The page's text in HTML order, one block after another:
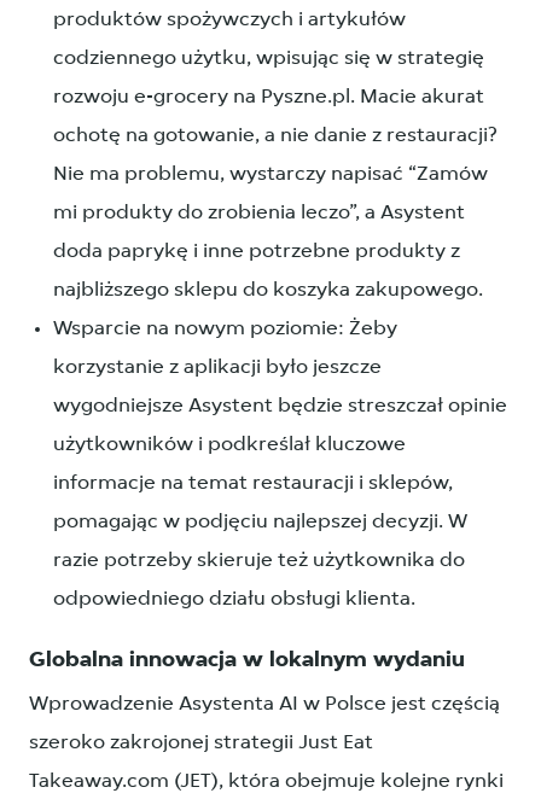
produktów spożywczych i artykułów
codziennego użytku, wpisując się w strategię
rozwoju e-grocery na Pyszne.pl. Macie akurat
ochotę na gotowanie, a nie danie z restauracji?
Nie ma problemu, wystarczy napisać “Zamów
mi produkty do zrobienia leczo”, a Asystent
doda paprykę i inne potrzebne produkty z
najbliższego sklepu do koszyka zakupowego.
Wsparcie na nowym poziomie: Żeby
korzystanie z aplikacji było jeszcze
wygodniejsze Asystent będzie streszczał opinie
użytkowników i podkreślał kluczowe
informacje na temat restauracji i sklepów,
pomagając w podjęciu najlepszej decyzji. W
razie potrzeby skieruje też użytkownika do
odpowiedniego działu obsługi klienta.
Globalna innowacja w lokalnym wydaniu
Wprowadzenie Asystenta AI w Polsce jest częścią
szeroko zakrojonej strategii Just Eat
Takeaway.com (JET), która obejmuje kolejne rynki